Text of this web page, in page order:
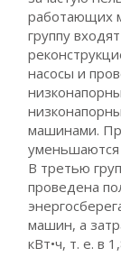
работающих
группу
насосы и
машинами.
уменьшаются
В третью
проведена
машин, а
кВт•ч, т. е. в